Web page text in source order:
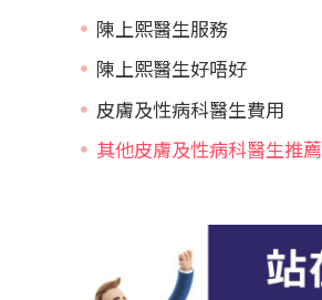
陳上熙醫生服務
陳上熙醫生好唔好
皮膚及性病科醫生費用
其他皮膚及性病科醫生推薦